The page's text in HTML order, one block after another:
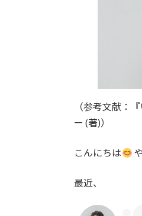
（参考文献：
ー (著)）
こんにちは
最近、